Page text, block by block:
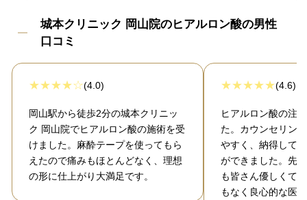
城本クリニック 岡山院のヒアルロン酸の男性
口コミ
(4.0)
岡山駅から徒歩2分の城本クリニッ
ク 岡山院でヒアルロン酸の施術を受
けました。麻酔テープを使ってもら
えたので痛みもほとんどなく、理想
の形に仕上がり大満足です。
(4.6)
ヒアルロン酸の注
た。カウンセリン
やすく、納得して
ができました。先
も皆さん優しくて
もなく良心的な医